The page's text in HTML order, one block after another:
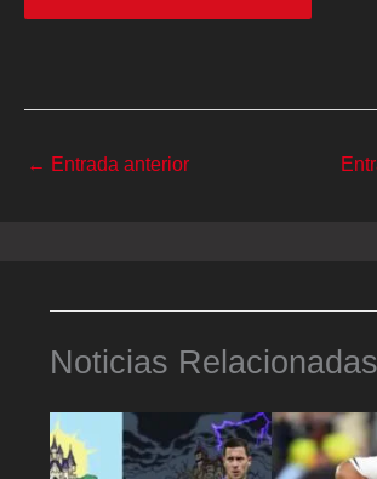
← Entrada anterior
Noticias Relacionadas